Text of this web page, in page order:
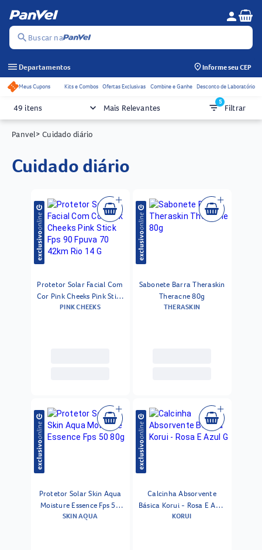
search Buscar na
Menu do
person
menu Departamentos Informe seu CEP
Acessos rápidos do cabeçalho
Meus Cupons Kits e Combos Ofertas Exclusivas Combine e Ganhe Desconto de Laboratório
49 itens keyboard_arrow_down Mais Relevantes filter_list5
Filtrar
Panvel> Cuidado diário
cuidado diário
Protetor Solar Facial Com
Cor Pink Cheeks Pink Stick
Fps 90 Fpuva 70 42km Rio
PINK CHEEKS
Sabonete Barra Theraskin
Theracne 80g
THERASKIN
Protetor Solar Skin Aqua
Moisture Essence Fps 50
80g
SKIN AQUA
Calcinha Absorvente
Básica Korui - Rosa E Azul
G
KORUI